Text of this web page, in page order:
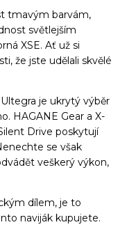
tmavým barvám,
světlejším
XSE. Ať už si
že jste udělali skvělé
je ukrytý výběr
HAGANE Gear a X-
Drive poskytují
se však
veškerý výkon,
dílem, je to
naviják kupujete.